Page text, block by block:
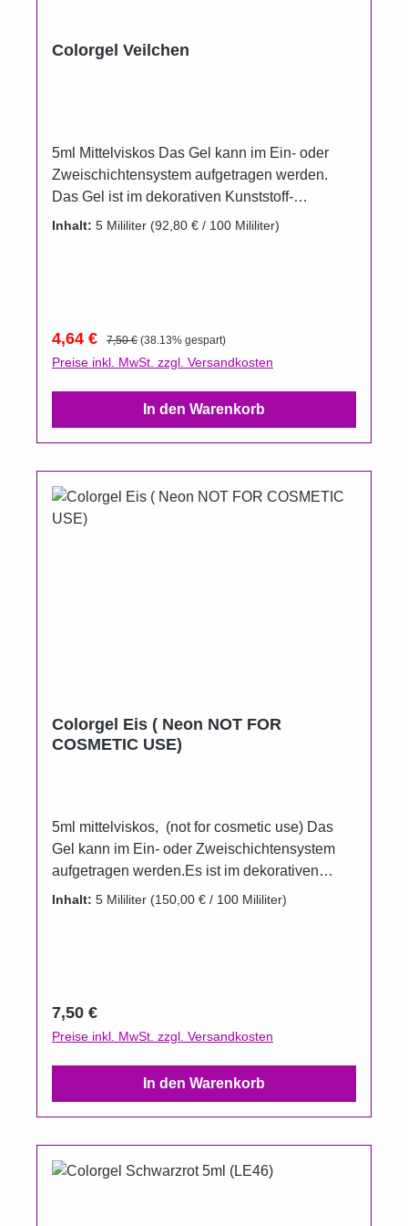
Colorgel Veilchen
5ml Mittelviskos Das Gel kann im Ein- oder
Zweischichtensystem aufgetragen werden.
Das Gel ist im dekorativen Kunststoff-
Aluminiumtiegel erhältlich. Um das Auslaufen
Inhalt: 5 Mililiter (92,80 € / 100 Mililiter)
Verkaufspreis:
4,64 € Regulärer Preis:
7,50 € (38.13% gespart)
Preise inkl. MwSt. zzgl. Versandkosten
In den Warenkorb
Colorgel Eis ( Neon NOT FOR
COSMETIC USE)
5ml mittelviskos, (not for cosmetic use) Das
Gel kann im Ein- oder Zweischichtensystem
aufgetragen werden.Es ist im dekorativen
Kunststoff-Aluminiumtiegel erhältlich. Dieses
gewählt.Gel härtet unter UV und
LED Aushärtungszeit UV 120 Sekunden, LED
60 Sekunden(Die Aushärtungszeit kann aber
je nach Leistung der Lampe variieren).
Inhalt: 5 Mililiter (150,00 € / 100 Mililiter)
Regulärer Preis:
7,50 €
Preise inkl. MwSt. zzgl. Versandkosten
In den Warenkorb